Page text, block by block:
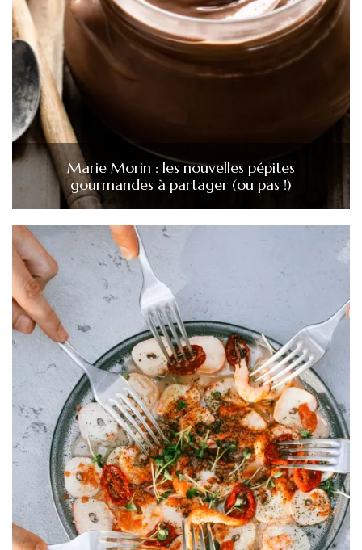
Marie Morin : les nouvelles pépites
gourmandes à partager (ou pas !)